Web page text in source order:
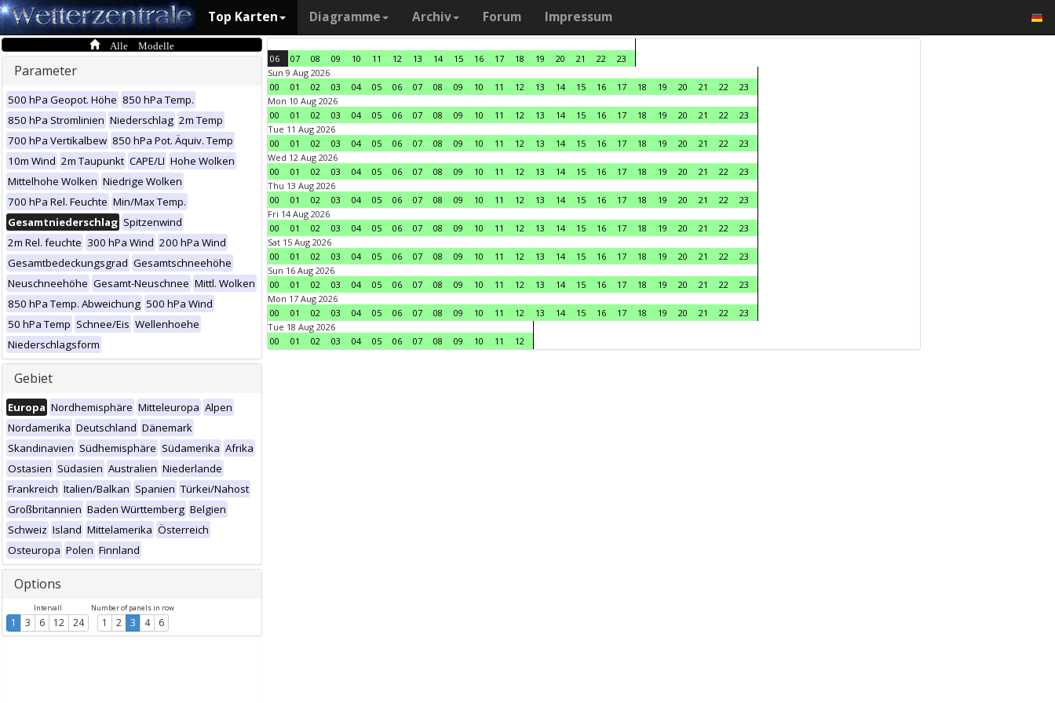
Top Karten Diagramme Archiv Forum Impressum
Alle Modelle
Parameter
500 hPa Geopot. Höhe 850 hPa Temp.
850 hPa Stromlinien Niederschlag 2m Temp
700 hPa Vertikalbew 850 hPa Pot. Äquiv. Temp
10m Wind 2m Taupunkt CAPE/LI Hohe Wolken
Mittelhohe Wolken Niedrige Wolken
700 hPa Rel. Feuchte Min/Max Temp.
Gesamtniederschlag Spitzenwind
2m Rel. feuchte 300 hPa Wind 200 hPa Wind
Gesamtbedeckungsgrad Gesamtschneehöhe
Neuschneehöhe Gesamt-Neuschnee Mittl. Wolken
850 hPa Temp. Abweichung 500 hPa Wind
50 hPa Temp Schnee/Eis Wellenhoehe
Niederschlagsform
Gebiet
Europa Nordhemisphäre Mitteleuropa Alpen
Nordamerika Deutschland Dänemark
Skandinavien Südhemisphäre Südamerika Afrika
Ostasien Südasien Australien Niederlande
Frankreich Italien/Balkan Spanien Türkei/Nahost
Großbritannien Baden Württemberg Belgien
Schweiz Island Mittelamerika Österreich
Osteuropa Polen Finnland
Options
Intervall
1 3 6 12 24
Number of panels in row
1 2 3 4 6
06 07 08 09 10 11 12 13 14 15 16 17 18 19 20 21 22
23
Sun 9 Aug 2026
00
01 02 03 04 05 06 07 08 09 10 11 12 13 14 15 16 17 18 19 20 21 22
23
Mon 10 Aug 2026
00
01 02 03 04 05 06 07 08 09 10 11 12 13 14 15 16 17 18 19 20 21 22
23
Tue 11 Aug 2026
00
01 02 03 04 05 06 07 08 09 10 11 12 13 14 15 16 17 18 19 20 21 22
23
Wed 12 Aug 2026
00
01 02 03 04 05 06 07 08 09 10 11 12 13 14 15 16 17 18 19 20 21 22
23
Thu 13 Aug 2026
00
01 02 03 04 05 06 07 08 09 10 11 12 13 14 15 16 17 18 19 20 21 22
23
Fri 14 Aug 2026
00
01 02 03 04 05 06 07 08 09 10 11 12 13 14 15 16 17 18 19 20 21 22
23
Sat 15 Aug 2026
00
01 02 03 04 05 06 07 08 09 10 11 12 13 14 15 16 17 18 19 20 21 22
23
Sun 16 Aug 2026
00
01 02 03 04 05 06 07 08 09 10 11 12 13 14 15 16 17 18 19 20 21 22
23
Mon 17 Aug 2026
00
01 02 03 04 05 06 07 08 09 10 11 12 13 14 15 16 17 18 19 20 21 22
23
Tue 18 Aug 2026
00
01 02 03 04 05 06 07 08 09 10 11 12